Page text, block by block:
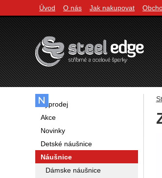
Výprodej
Akce
Novinky
Detské náušnice
Náušnice
Dámske náušnice
Navigácia
Úvod O nás Jak nakupovat